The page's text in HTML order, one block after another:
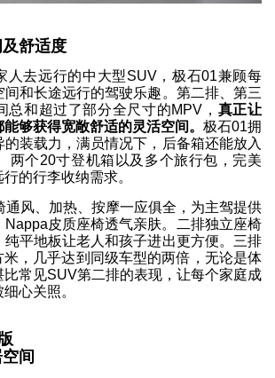
舒适度
人去远行的中大型SUV，极石01兼顾每
和长途远行的驾驶乐趣。第二排、第三
总和超过了部分全尺寸的MPV， 真正让
够获得宽敞舒适的灵活空间。 极石01拥
装载力，满员情况下，后备箱还能放入
两个20寸登机箱以及多个旅行包，完美
的行李收纳需求。
通风、加热、按摩一应俱全，为主驾提供
Nappa皮质座椅透气亲肤。二排独立座椅
纯平地板让老人和孩子进出更方便。三排
，几乎达到同级车型的两倍，无论是体
常见SUV第二排的表现，让每个家庭成
心关照。
间